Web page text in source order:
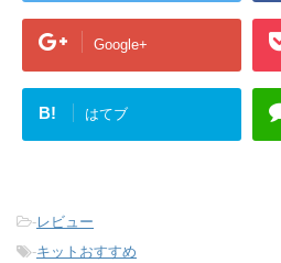
Google+
B! はてブ
-レビュー
-キットおすすめ